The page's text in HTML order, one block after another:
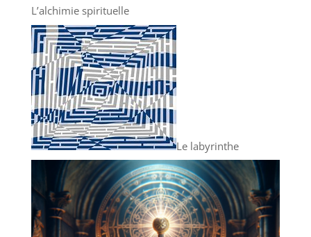
L’alchimie spirituelle
Le labyrinthe